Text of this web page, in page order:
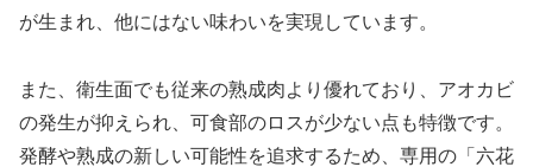
が生まれ、他にはない味わいを実現しています。
また、衛生面でも従来の熟成肉より優れており、アオカビ
の発生が抑えられ、可食部のロスが少ない点も特徴です。
発酵や熟成の新しい可能性を追求するため、専用の「六花